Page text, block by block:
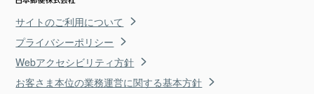
サイトのご利用について
プライバシーポリシー
Webアクセシビリティ方針
お客さま本位の業務運営に関する基本方針